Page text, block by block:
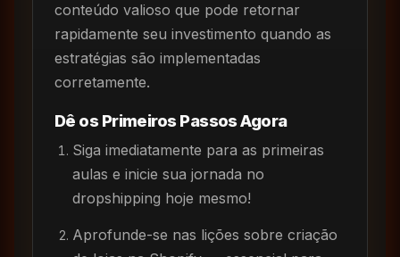
conteúdo valioso que pode retornar
rapidamente seu investimento quando as
estratégias são implementadas
corretamente.
Dê os Primeiros Passos Agora
Siga imediatamente para as primeiras
aulas e inicie sua jornada no
dropshipping hoje mesmo!
Aprofunde-se nas lições sobre criação